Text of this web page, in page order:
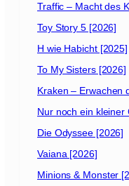
e
n
[
2
0
0
]
Traffic – Macht des
Toy Story 5 [2026]
H wie Habicht [2025]
To My Sisters [2026]
Kraken – Erwachen
Nur noch ein kleiner
Die Odyssee [2026]
Vaiana [2026]
Minions & Monster